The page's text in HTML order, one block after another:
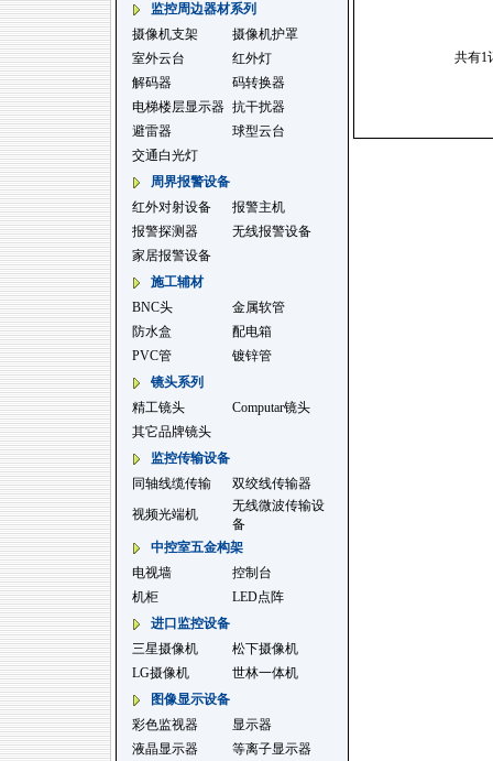
共有1
监控周边器材系列
摄像机支架
摄像机护罩
室外云台
红外灯
解码器
码转换器
电梯楼层显示器 抗干扰器
避雷器
球型云台
交通白光灯
周界报警设备
红外对射设备
报警主机
报警探测器
无线报警设备
家居报警设备
施工辅材
BNC头
金属软管
防水盒
配电箱
PVC管
镀锌管
镜头系列
精工镜头
Computar镜头
其它品牌镜头
监控传输设备
同轴线缆传输
双绞线传输器
视频光端机
无线微波传输设
备
中控室五金构架
电视墙
控制台
机柜
LED点阵
进口监控设备
三星摄像机
松下摄像机
LG摄像机
世林一体机
图像显示设备
彩色监视器
显示器
液晶显示器
等离子显示器